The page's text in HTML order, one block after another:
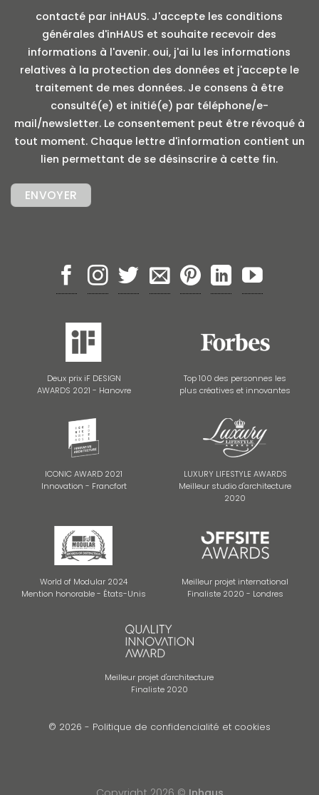
contacté par inHAUS. J'accepte les conditions
générales d'inHAUS et souhaite recevoir des
informations à l'avenir. oui, j'ai lu les informations
relatives à la protection des données et j'accepte le
traitement de mes données. Je consens à être
consulté(e) et initié(e) par téléphone/e-
mail/newsletter. Le consentement peut être révoqué à
tout moment. Chaque lettre d'information contient un
lien permettant de se désinscrire à cette fin.
Deux prix iF DESIGN
AWARDS 2021 - Hanovre
Top 100 des personnes les
plus créatives et innovantes
ICONIC AWARD 2021
Innovation - Francfort
LUXURY LIFESTYLE AWARDS
Meilleur studio d'architecture
2020
World of Modular 2024
Mention honorable - États-Unis
Meilleur projet international
Finaliste 2020 - Londres
Meilleur projet d'architecture
Finaliste 2020
© 2026 - Politique de confidencialité et cookies